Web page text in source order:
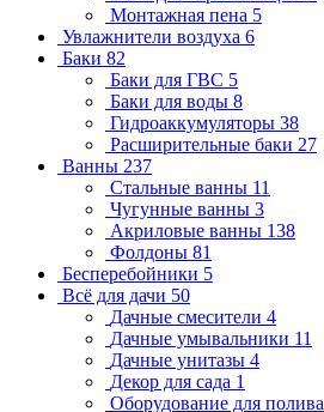
Монтажная пена 5
Увлажнители воздуха 6
Баки 82
Баки для ГВС 5
Баки для воды 8
Гидроаккумуляторы 38
Расширительные баки 27
Ванны 237
Стальные ванны 11
Чугунные ванны 3
Акриловые ванны 138
Фолдоны 81
Бесперебойники 5
Всё для дачи 50
Дачные смесители 4
Дачные умывальники 11
Дачные унитазы 4
Декор для сада 1
Оборудование для полива